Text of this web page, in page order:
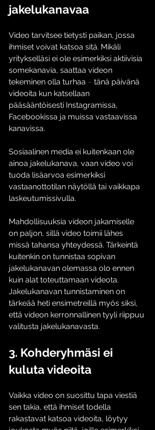
jakelukanavaa
Video tarvitsee tietysti paikan, jossa
ihmiset voivat katsoa sitä. Mikäli
yritykselläsi ei ole esimerkiksi aktiivisia
somekanavia, saattaa videon
tekeminen olla turhaa – tänä päivänä
videoita kun katsellaan
pääsääntöisesti Instagramissa,
Facebookissa ja muissa vastaavissa
kanavissa.
Sosiaalinen media ei kuitenkaan ole
ainoa jakelukanava, vaan video voi
tuoda lisäarvoa esimerkiksi
vastaanottotilan näytöllä tai vaikkapa
laskeutumissivulla.
Mahdollisuuksia videon jakamiselle
on paljon, sillä video toimii lähes
missä tahansa yhteydessä. Tärkeintä
kuitenkin on tunnistaa sopivan
jakelukanavan olemassa olo ennen
kuin alat toteuttamaan videota.
Jakelukanavan tunnistaminen on
tärkeää heti ensimetreillä myös siksi,
että videon kerronnallinen tyyli riippuu
valitusta jakelukanavasta.
3. Kohderyhmäsi ei
kuluta videoita
Vaikka video on suosittu tapa viestiä
sen takia, että ihmiset todella
rakastavat katsoa videoita, löytyy